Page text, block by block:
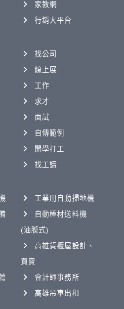
家教網
行銷大平台
找公司
線上展
工作
求才
面試
自傳範例
開學打工
找工讀
工業用自動掃地機
自動棒材送料機
(油膜式)
高雄貨櫃屋設計、
買賣
會計師事務所
高雄吊車出租